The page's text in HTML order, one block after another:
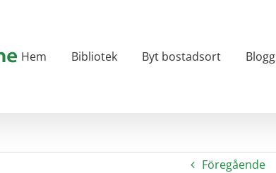
Hem Bibliotek Byt bostadsort Blogg
Föregående